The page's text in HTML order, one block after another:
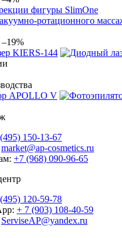
фигуры SlimOne
–19%
KIERS-144
APOLLO V
150-13-67
market@ap-cosmetics.ru
+7 (968) 090-96-65
120-59-78
+ 7 (903) 108-40-59
ServiseAP@yandex.ru